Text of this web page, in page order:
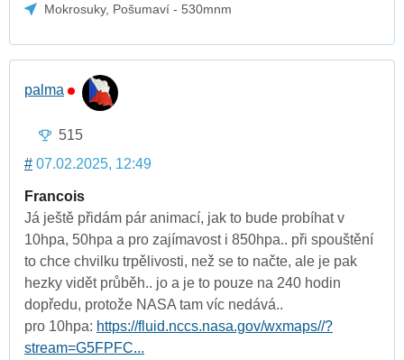
Mokrosuky, Pošumaví - 530mnm
palma
515
# 07.02.2025, 12:49
Francois
Já ještě přidám pár animací, jak to bude probíhat v
10hpa, 50hpa a pro zajímavost i 850hpa.. při spouštění
to chce chvilku trpělivosti, než se to načte, ale je pak
hezky vidět průběh.. jo a je to pouze na 240 hodin
dopředu, protože NASA tam víc nedává..
pro 10hpa: https://fluid.nccs.nasa.gov/wxmaps//?
stream=G5FPFC...